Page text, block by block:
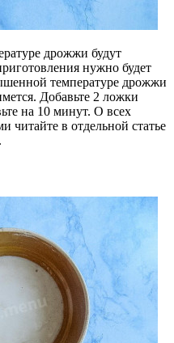
дрожжи будут
нужно будет
температуре дрожжи
Добавьте 2 ложки
на 10 минут. О всех
читайте в отдельной статье